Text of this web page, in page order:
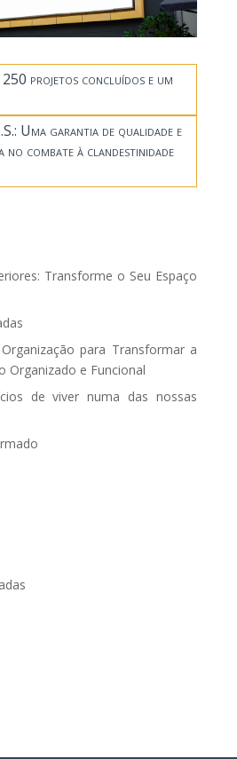
250 projetos concluídos e um
Uma garantia de qualidade e
no combate à clandestinidade
Transforme o Seu Espaço
para Transformar a
Organizado e Funcional
de viver numa das nossas